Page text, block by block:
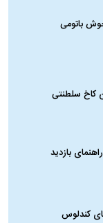
باتومی
کاخ سلطنتی
بازدید
کندلوس